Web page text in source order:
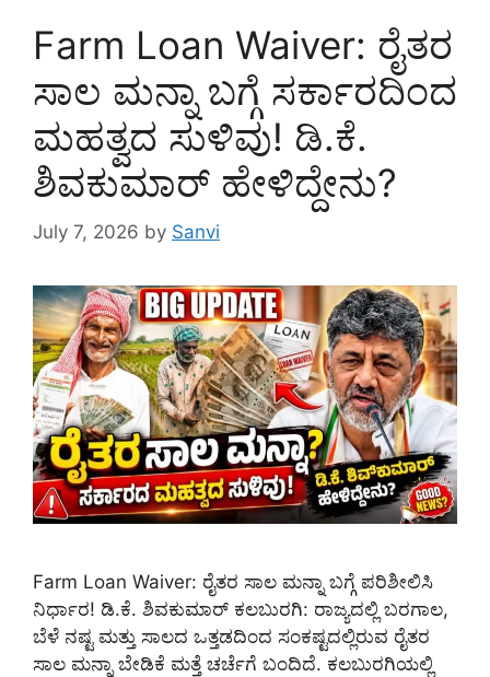
Farm Loan Waiver: ರೈತರ
ಸಾಲ ಮನ್ನಾ ಬಗ್ಗೆ ಸರ್ಕಾರದಿಂದ
ಮಹತ್ವದ ಸುಳಿವು! ಡಿ.ಕೆ.
ಶಿವಕುಮಾರ್ ಹೇಳಿದ್ದೇನು?
July 7, 2026 by Sanvi
Farm Loan Waiver: ರೈತರ ಸಾಲ ಮನ್ನಾ ಬಗ್ಗೆ ಪರಿಶೀಲಿಸಿ
ನಿರ್ಧಾರ! ಡಿ.ಕೆ. ಶಿವಕುಮಾರ್ ಕಲಬುರಗಿ: ರಾಜ್ಯದಲ್ಲಿ ಬರಗಾಲ,
ಬೆಳೆ ನಷ್ಟ ಮತ್ತು ಸಾಲದ ಒತ್ತಡದಿಂದ ಸಂಕಷ್ಟದಲ್ಲಿರುವ ರೈತರ
ಸಾಲ ಮನ್ನಾ ಬೇಡಿಕೆ ಮತ್ತೆ ಚರ್ಚೆಗೆ ಬಂದಿದೆ. ಕಲಬುರಗಿಯಲ್ಲಿ